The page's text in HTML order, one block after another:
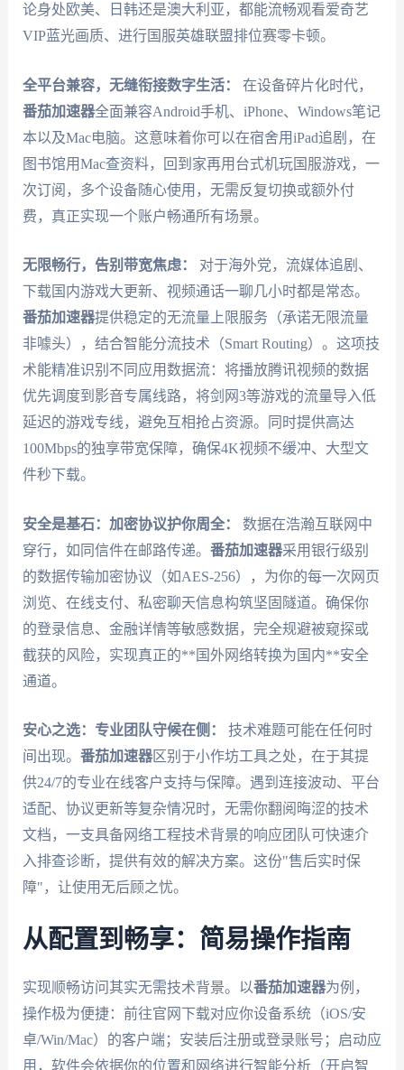
论身处欧美、日韩还是澳大利亚，都能流畅观看爱奇艺
VIP蓝光画质、进行国服英雄联盟排位赛零卡顿。
全平台兼容，无缝衔接数字生活：
在设备碎片化时代，
番茄加速器全面兼容Android手机、iPhone、Windows笔记
本以及Mac电脑。这意味着你可以在宿舍用iPad追剧，在
图书馆用Mac查资料，回到家再用台式机玩国服游戏，一
次订阅，多个设备随心使用，无需反复切换或额外付
费，真正实现一个账户畅通所有场景。
无限畅行，告别带宽焦虑：
对于海外党，流媒体追剧、
下载国内游戏大更新、视频通话一聊几小时都是常态。
番茄加速器提供稳定的无流量上限服务（承诺无限流量
非噱头），结合智能分流技术（Smart Routing）。这项技
术能精准识别不同应用数据流：将播放腾讯视频的数据
优先调度到影音专属线路，将剑网3等游戏的流量导入低
延迟的游戏专线，避免互相抢占资源。同时提供高达
100Mbps的独享带宽保障，确保4K视频不缓冲、大型文
件秒下载。
安全是基石：加密协议护你周全：
数据在浩瀚互联网中
穿行，如同信件在邮路传递。 番茄加速器采用银行级别
的数据传输加密协议（如AES-256），为你的每一次网页
浏览、在线支付、私密聊天信息构筑坚固隧道。确保你
的登录信息、金融详情等敏感数据，完全规避被窥探或
截获的风险，实现真正的**国外网络转换为国内**安全
通道。
安心之选：专业团队守候在侧：
技术难题可能在任何时
间出现。 番茄加速器区别于小作坊工具之处，在于其提
供24/7的专业在线客户支持与保障。遇到连接波动、平台
适配、协议更新等复杂情况时，无需你翻阅晦涩的技术
文档，一支具备网络工程技术背景的响应团队可快速介
入排查诊断，提供有效的解决方案。这份"售后实时保
障"，让使用无后顾之忧。
从配置到畅享：简易操作指南
实现顺畅访问其实无需技术背景。以番茄加速器为例，
操作极为便捷：前往官网下载对应你设备系统（iOS/安
卓/Win/Mac）的客户端；安装后注册或登录账号；启动应
用，软件会依据你的位置和网络进行智能分析（开启智